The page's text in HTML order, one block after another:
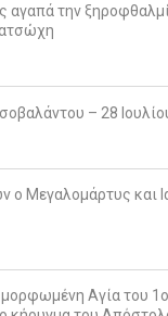
αγαπά την
– 28
ο Μεγαλομάρτυς και
Αγία του